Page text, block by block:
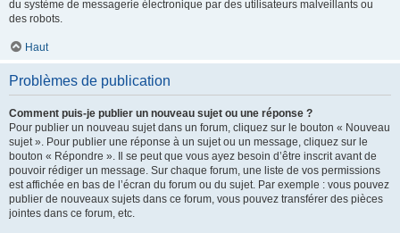
du système de messagerie électronique par des utilisateurs malveillants ou
des robots.
Haut
Problèmes de publication
Comment puis-je publier un nouveau sujet ou une réponse ?
Pour publier un nouveau sujet dans un forum, cliquez sur le bouton « Nouveau
sujet ». Pour publier une réponse à un sujet ou un message, cliquez sur le
bouton « Répondre ». Il se peut que vous ayez besoin d’être inscrit avant de
pouvoir rédiger un message. Sur chaque forum, une liste de vos permissions
est affichée en bas de l’écran du forum ou du sujet. Par exemple : vous pouvez
publier de nouveaux sujets dans ce forum, vous pouvez transférer des pièces
jointes dans ce forum, etc.